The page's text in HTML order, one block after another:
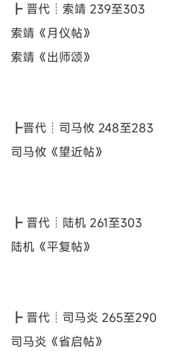
┣ 晋代┊索靖 239至303
索靖《月仪帖》
索靖《出师颂》
┣晋代┊司马攸 248至283
司马攸《望近帖》
┣ 晋代┊陆机 261至303
陆机《平复帖》
┣ 晋代┊司马炎 265至290
司马炎《省启帖》